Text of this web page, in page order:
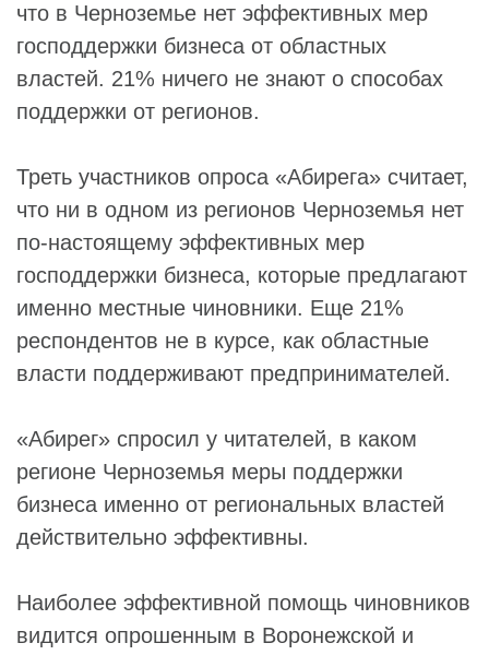
что в Черноземье нет эффективных мер
господдержки бизнеса от областных
властей. 21% ничего не знают о способах
поддержки от регионов.
Треть участников опроса «Абирега» считает,
что ни в одном из регионов Черноземья нет
по-настоящему эффективных мер
господдержки бизнеса, которые предлагают
именно местные чиновники. Еще 21%
респондентов не в курсе, как областные
власти поддерживают предпринимателей.
«Абирег» спросил у читателей, в каком
регионе Черноземья меры поддержки
бизнеса именно от региональных властей
действительно эффективны.
Наиболее эффективной помощь чиновников
видится опрошенным в Воронежской и